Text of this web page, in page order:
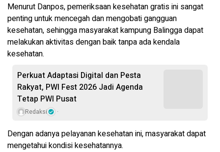
Menurut Danpos, pemeriksaan kesehatan gratis ini sangat
penting untuk mencegah dan mengobati gangguan
kesehatan, sehingga masyarakat kampung Balingga dapat
melakukan aktivitas dengan baik tanpa ada kendala
kesehatan.
Perkuat Adaptasi Digital dan Pesta
Rakyat, PWI Fest 2026 Jadi Agenda
Tetap PWI Pusat
Redaksi
Dengan adanya pelayanan kesehatan ini, masyarakat dapat
mengetahui kondisi kesehatannya.